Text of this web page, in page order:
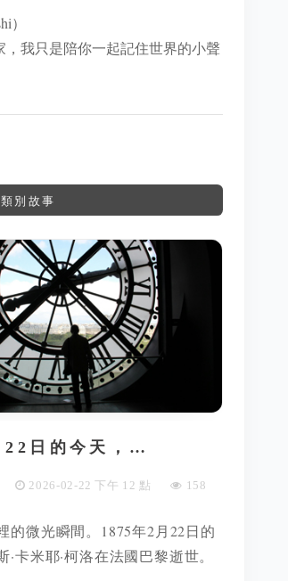
）
，我只是陪你一起記住世界的小聲
別故事
22日的今天，…
2026-02-22 下午 12 點 158
的微光瞬間。1875年2月22日的
·卡米耶·柯洛在法國巴黎逝世。